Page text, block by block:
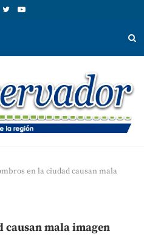
en la ciudad causan mala
causan mala imagen